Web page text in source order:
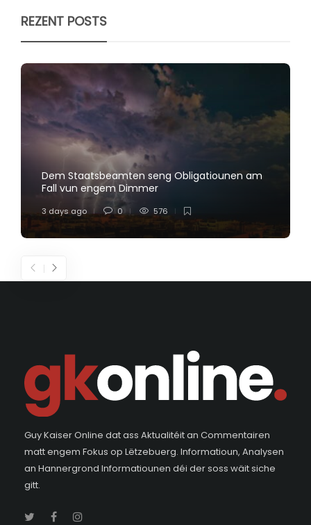
REZENT POSTS
Dem Staatsbeamten seng Obligatiounen am
Fall vun engem Dimmer
3 days ago 0 576
Guy Kaiser Online dat ass Aktualitéit an Commentairen
matt engem Fokus op Lëtzebuerg. Informatioun, Analysen
an Hannergrond Informatiounen déi der soss wäit siche
gitt.